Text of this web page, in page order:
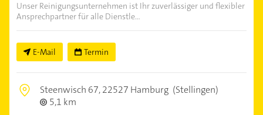
Unser Reinigungsunternehmen ist Ihr zuverlässiger und flexibler
Ansprechpartner für alle Dienstle...
E-Mail Termin
Steenwisch 67,22527 Hamburg (Stellingen)
5,1 km